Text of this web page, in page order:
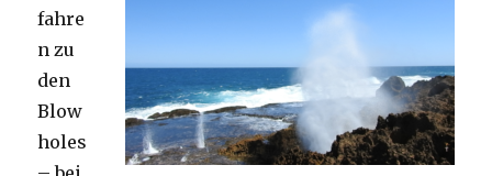
fahre
n zu
den
Blow
holes